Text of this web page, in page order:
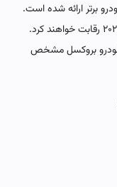
فهرست تمامی مدعیان، لیستی از ۷ خودرو برتر ارائه شده است.
این ۷ خودرو برای دستیابی به جایزه خودرو سال ۲۰۲۵ رقابت خواهند کرد.
و در نمایشگاه خودرو بروکسل مشخص